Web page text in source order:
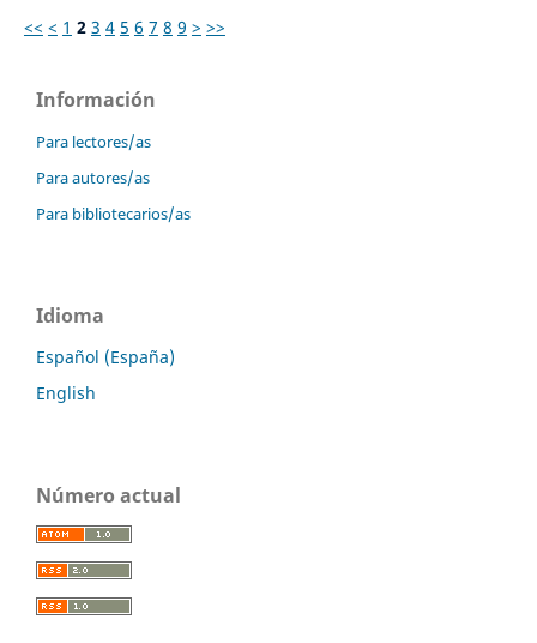
<< < 1 2 3 4 5 6 7 8 9 > >>
Información
Para lectores/as
Para autores/as
Para bibliotecarios/as
Idioma
Español (España)
English
Número actual